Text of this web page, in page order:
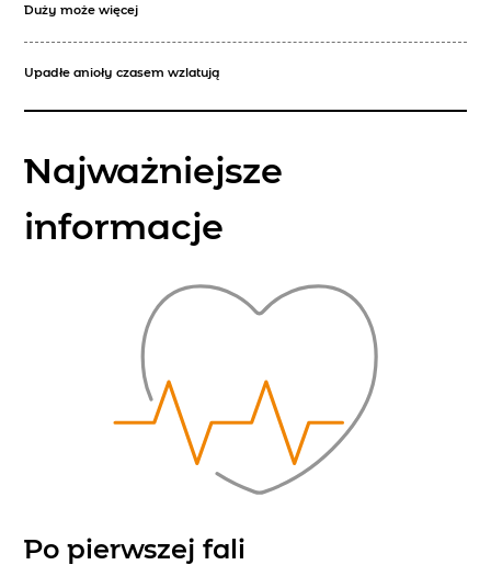
Najważniejsze
informacje
Po pierwszej fali
Duży może więcej
Upadłe anioły czasem wzlatują